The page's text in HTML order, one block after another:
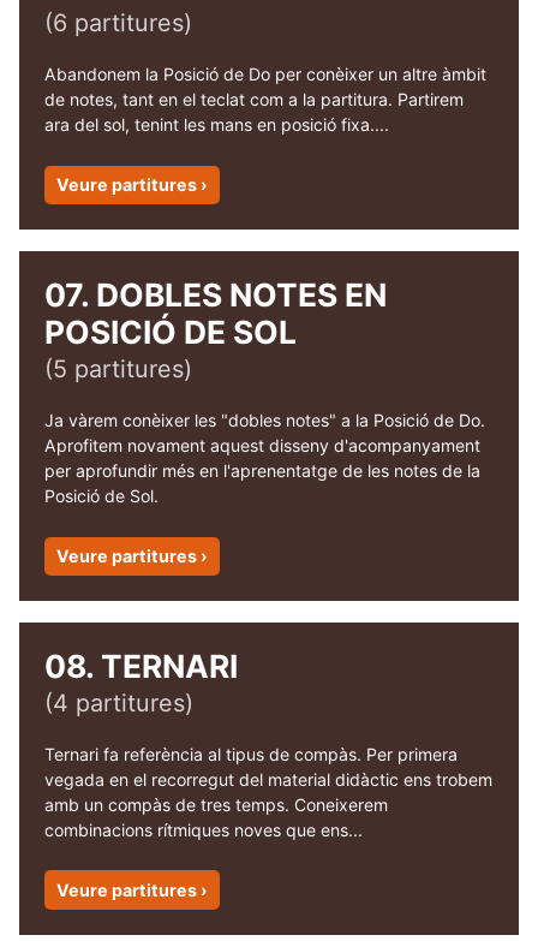
(6 partitures)
Abandonem la Posició de Do per conèixer un altre àmbit
de notes, tant en el teclat com a la partitura. Partirem
ara del sol, tenint les mans en posició fixa....
Veure partitures ›
07. DOBLES NOTES EN
POSICIÓ DE SOL
(5 partitures)
Ja vàrem conèixer les "dobles notes" a la Posició de Do.
Aprofitem novament aquest disseny d'acompanyament
per aprofundir més en l'aprenentatge de les notes de la
Posició de Sol.
Veure partitures ›
08. TERNARI
(4 partitures)
Ternari fa referència al tipus de compàs. Per primera
vegada en el recorregut del material didàctic ens trobem
amb un compàs de tres temps. Coneixerem
combinacions rítmiques noves que ens...
Veure partitures ›